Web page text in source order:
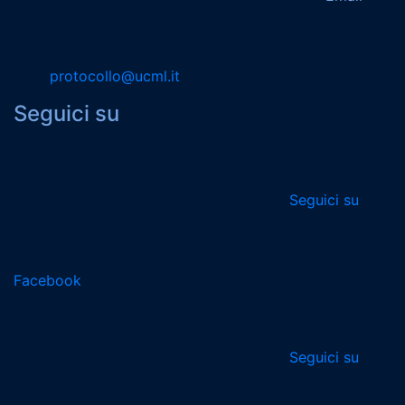
protocollo@ucml.it
Seguici su
Seguici su
Facebook
Seguici su